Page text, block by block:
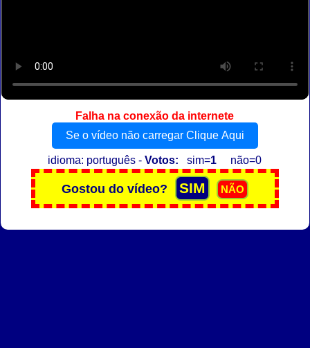
Falha na conexão da internete
Se o vídeo não carregar Clique Aqui
idioma: português -Votos: sim=1 não=0